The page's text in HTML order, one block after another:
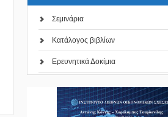
Σεμινάρια
Κατάλογος βιβλίων
Ερευνητικά Δοκίμια